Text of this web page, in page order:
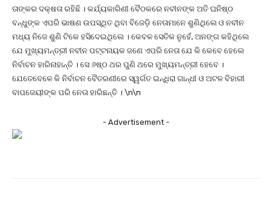
ତାଙ୍କର ଦକ୍ଷତା ରହିଛି । କର୍ଯ୍ୟକାରିଣୀ ବୈଠକରେ ନବୀନଙ୍କ ଅତି ଘନିଷ୍ଠ
ବନ୍ଧୁଙ୍କ ଏପରି ଭାଷଣ ଉପସ୍ଥିତ ଥିବା ବିଜେଡ଼ି ନେତାମାନେ ଶୁଣିଥିଲେ ଓ ନବୀନ
ମଧ୍ୟ ନିଜେ ଶୁଣି ଟିକେ ହସିଦେଇଥିଲେ । କେବଳ ସେତିକ ନୁହେଁ, ଅନଙ୍ଗ କହିଥିଲେ
ଯେ ମୁଖ୍ୟମନ୍ତ୍ରୀ ନବୀନ ପଟ୍ଟନାୟକ ଜଣେ ଏପରି ନେତା ଯେ କି କେବେ ହେଲେ
ନିର୍ବାଚନ ହାରିନାହାନ୍ତି । ସେ ୬ଷ୍ଠ ଥର ପୁଣି ଥରେ ମୁଖ୍ୟମନ୍ତ୍ରୀ ହେବେ ।
ଯେତେବେଳେ କି ନିର୍ବାଚନ ବୈତରଣୀରେ ସ୍ୱର୍ଗତ ଇନ୍ଧିରା ଗାନ୍ଧୀ ଓ ଅଟଳ ବିହାରୀ
ବାପଜେୟୀଙ୍କ ପରି ନେତା ହାରିଛନ୍ତି । \n\n
- Advertisement -